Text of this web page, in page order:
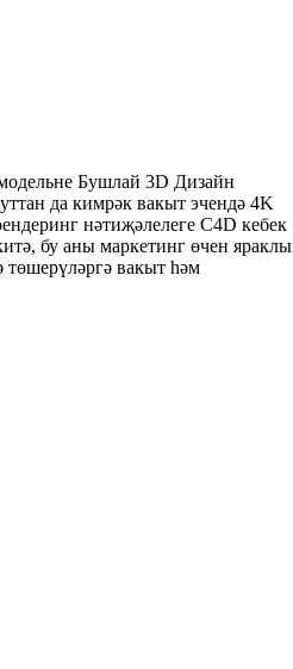
Бушлай 3D Дизайн
да кимрәк вакыт эчендә 4K
нәтиҗәлелеге C4D кебек
​​бу аны маркетинг өчен яраклы
төшерүләргә вакыт һәм